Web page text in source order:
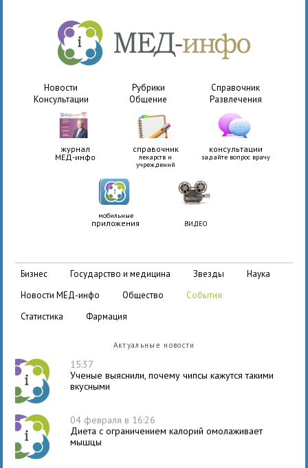
Новости Рубрики
Справочник
Консультации
Общение Развлечения
журнал
МЕД-инфо
справочник
лекарств и
учреждений
консультации
задайте вопрос врачу
мобильные
приложения ВИДЕО
бизнес государство и медицина звезды
наука
новости МЕД-инфо
общество
события
статистика
фармация
Актуальные новости
15:37
Ученые выяснили, почему чипсы кажутся такими
вкусными
04 февраля в 16:26
Диета с ограничением калорий омолаживает
мышцы